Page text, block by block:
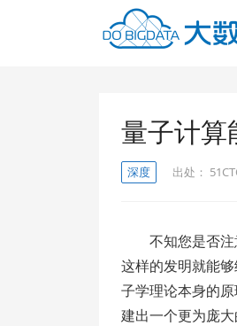
量子计算
深度 出处：
不知您是否
这样的发明就能
子学理论本身的
建出一个更为庞